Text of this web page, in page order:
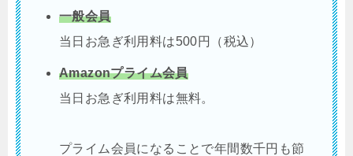
一般会員
当日お急ぎ利用料は500円（税込）
Amazonプライム会員
当日お急ぎ利用料は無料。
プライム会員になることで年間数千円も節